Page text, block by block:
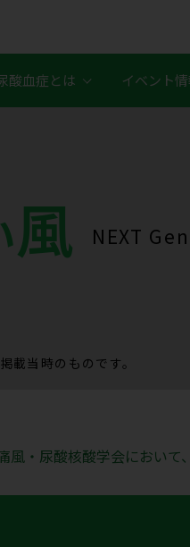
酸血症とは イベント
風 NEXT
載当時のものです。
風・尿酸核酸学会において